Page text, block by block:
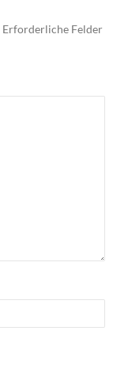
Erforderliche Felder